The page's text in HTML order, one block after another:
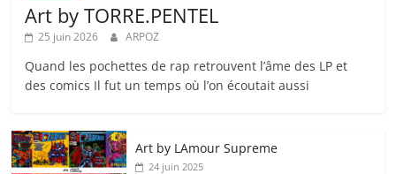
Art by TORRE.PENTEL
25 juin 2026 ARPOZ
Quand les pochettes de rap retrouvent l’âme des LP et
des comics Il fut un temps où l’on écoutait aussi
Art by LAmour Supreme
24 juin 2025